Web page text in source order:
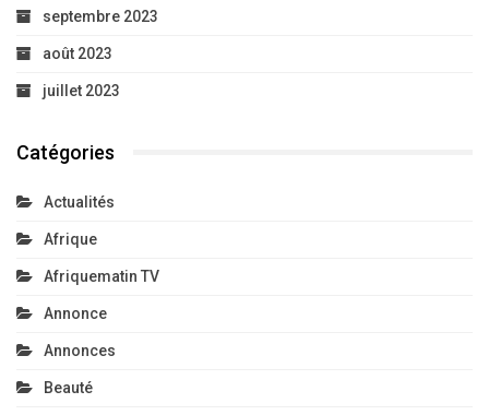
septembre 2023
août 2023
juillet 2023
Catégories
Actualités
Afrique
Afriquematin TV
Annonce
Annonces
Beauté